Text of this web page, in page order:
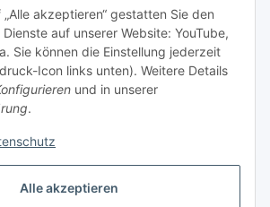
Alle akzeptieren
akzeptieren“ gestatten Sie den
auf unserer Website: YouTube,
Sie können die Einstellung jederzeit
Icon links unten). Weitere Details
und in unserer
.